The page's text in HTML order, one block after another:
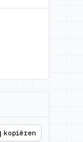
kopiëren